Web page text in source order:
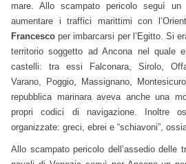
mare. Allo scampato pericolo seguì un
aumentare i traffici marittimi con
Francesco per imbarcarsi per l’Egitto. Si
territorio soggetto ad Ancona nel quale
castelli: tra essi Falconara, Sirolo,
Varano, Poggio, Massignano,
repubblica marinara aveva anche una
propri codici di navigazione. Inoltre
organizzate: greci, ebrei e “schiavoni”,
Allo scampato pericolo dell’assedio delle